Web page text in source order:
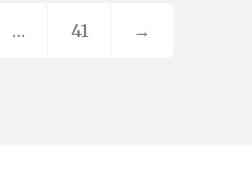
… 41 →